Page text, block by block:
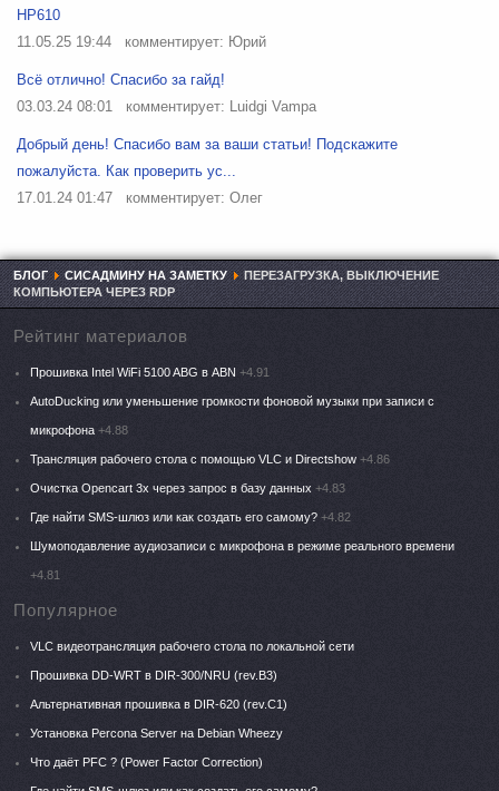
HP610
11.05.25 19:44 комментирует: Юрий
Всё отлично! Спасибо за гайд!
03.03.24 08:01 комментирует: Luidgi Vampa
Добрый день! Спасибо вам за ваши статьи! Подскажите
пожалуйста. Как проверить ус...
17.01.24 01:47 комментирует: Олег
БЛОГ СИСАДМИНУ НА ЗАМЕТКУ
ПЕРЕЗАГРУЗКА, ВЫКЛЮЧЕНИЕ
КОМПЬЮТЕРА ЧЕРЕЗ RDP
Рейтинг материалов
Прошивка Intel WiFi 5100 ABG в ABN +4.91
AutoDucking или уменьшение громкости фоновой музыки при записи с
микрофона +4.88
Трансляция рабочего стола с помощью VLC и Directshow +4.86
Очистка Opencart 3x через запрос в базу данных +4.83
Где найти SMS-шлюз или как создать его самому? +4.82
Шумоподавление аудиозаписи с микрофона в режиме реального времени
+4.81
Популярное
VLC видеотрансляция рабочего стола по локальной сети
Прошивка DD-WRT в DIR-300/NRU (rev.B3)
Альтернативная прошивка в DIR-620 (rev.C1)
Установка Percona Server на Debian Wheezy
Что даёт PFC ? (Power Factor Correction)